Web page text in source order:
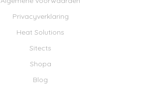
Privacyverklaring
Heat Solutions
Sitects
Shopa
Blog